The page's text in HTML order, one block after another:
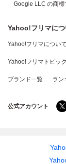
Google LLC の商標
Yahoo!フリマにつ
Yahoo!フリマについて
Yahoo!フリマトピッ
ブランド一覧 ラン
公式アカウント